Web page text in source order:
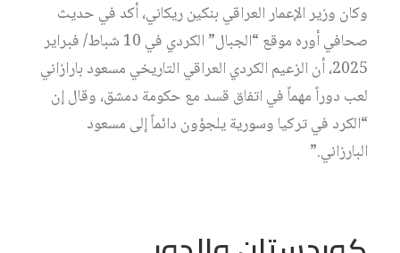
وكان وزير الإعمار العراقي بنكين ريكاني، أكد في حديث
صحافي أوره موقع “الجبال” الكردي في 10 شباط/ فبراير
2025، أن الزعيم الكردي العراقي التاريخي مسعود بارازاني
لعب دوراً مهماً في اتفاق قسد مع حكومة دمشق، وقال إن
“الكرد في تركيا وسورية يلجؤون دائماً إلى مسعود
البارزاني.”